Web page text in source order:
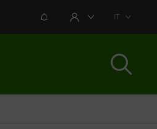
NOTIFICHEAREA UTENTEIT